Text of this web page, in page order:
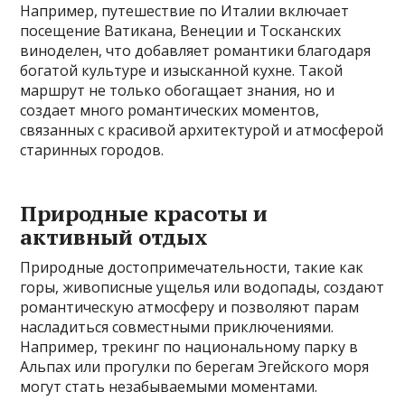
Например, путешествие по Италии включает
посещение Ватикана, Венеции и Тосканских
виноделен, что добавляет романтики благодаря
богатой культуре и изысканной кухне. Такой
маршрут не только обогащает знания, но и
создает много романтических моментов,
связанных с красивой архитектурой и атмосферой
старинных городов.
Природные красоты и
активный отдых
Природные достопримечательности, такие как
горы, живописные ущелья или водопады, создают
романтическую атмосферу и позволяют парам
насладиться совместными приключениями.
Например, трекинг по национальному парку в
Альпах или прогулки по берегам Эгейского моря
могут стать незабываемыми моментами.